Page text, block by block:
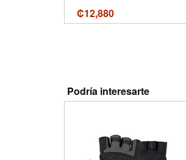
Booty Bands for Home
Fitness, Gym, Yoga, Pilates
₡12,880
Podría interesarte